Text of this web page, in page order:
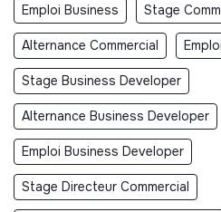
Emploi Business Stage
Alternance Commercial
Stage Business Developer
Alternance Business Developer
Emploi Business Developer
Stage Directeur Commercial